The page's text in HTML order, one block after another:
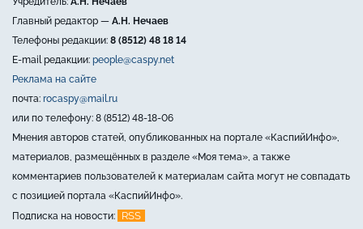
Главный редактор — А.Н. Нечаев
Телефоны редакции: 8 (8512) 48 18 14
E-mail редакции: people@caspy.net
Реклама на сайте
почта: rocaspy@mail.ru
или по телефону: 8 (8512) 48-18-06
Мнения авторов статей, опубликованных на портале «КаспийИнфо»,
материалов, размещённых в разделе «Моя тема», а также
комментариев пользователей к материалам сайта могут не совпадать
с позицией портала «КаспийИнфо».
Подписка на новости:
RSS